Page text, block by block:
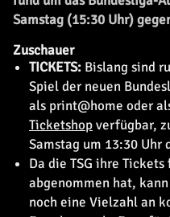
Samstag (15:30 Uhr)
Zuschauer
TICKETS: Bislang sind
Spiel der neuen
als print@home oder
Ticketshopverfügbar,
Samstag um 13:30 Uhr
Da die TSG ihre
abgenommen hat,
noch eine Vielzahl an